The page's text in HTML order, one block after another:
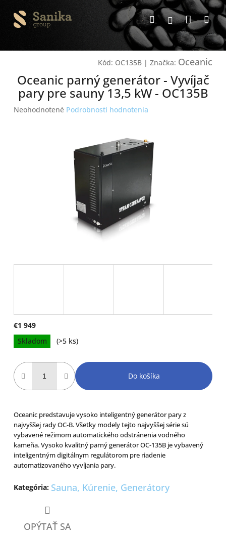
obsah
HľadaťPrihlásenie
košík
Kód: OC135B | Značka: Oceanic
Oceanic parný generátor - Vyvíjač
pary pre sauny 13,5 kW - OC135B
Priemerné
Neohodnotené Podrobnosti hodnotenia
€1 949
Jednotková
cena:
Skladom (>5 ks)
Do košíka
Oceanic predstavuje vysoko inteligentný generátor pary z
najvyššej rady OC-B. Všetky modely tejto najvyššej série sú
vybavené režimom automatického odstránenia vodného
kameňa. Vysoko kvalitný parný generátor OC-135B je vybavený
inteligentným digitálnym regulátorom pre riadenie
automatizovaného vyvíjania pary.
Kategória: Sauna, Kúrenie, Generátory
OPÝTAŤ SA